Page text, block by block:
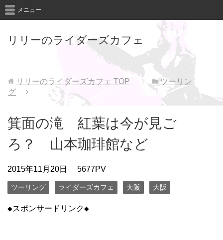
リリーのライダーズカフェ
メニュー
リリーのライダーズカフェ TOP
ツーリン
グ
箕面の滝 紅葉は今が見ご
ろ？ 山本珈琲館など
2015年11月20日 5677PV
ツーリング ライダーズカフェ 大阪 大阪
◆スポンサードリンク◆